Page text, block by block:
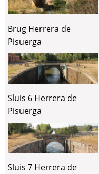
Brug Herrera de
Pisuerga
Sluis 6 Herrera de
Pisuerga
Sluis 7 Herrera de